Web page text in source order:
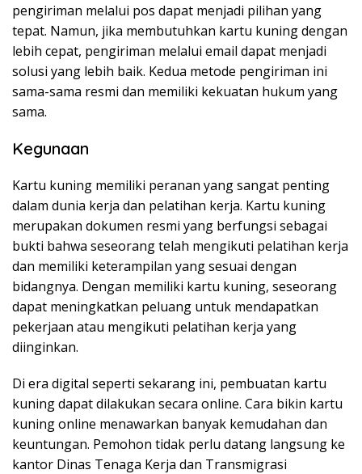
pengiriman melalui pos dapat menjadi pilihan yang
tepat. Namun, jika membutuhkan kartu kuning dengan
lebih cepat, pengiriman melalui email dapat menjadi
solusi yang lebih baik. Kedua metode pengiriman ini
sama-sama resmi dan memiliki kekuatan hukum yang
sama.
Kegunaan
Kartu kuning memiliki peranan yang sangat penting
dalam dunia kerja dan pelatihan kerja. Kartu kuning
merupakan dokumen resmi yang berfungsi sebagai
bukti bahwa seseorang telah mengikuti pelatihan kerja
dan memiliki keterampilan yang sesuai dengan
bidangnya. Dengan memiliki kartu kuning, seseorang
dapat meningkatkan peluang untuk mendapatkan
pekerjaan atau mengikuti pelatihan kerja yang
diinginkan.
Di era digital seperti sekarang ini, pembuatan kartu
kuning dapat dilakukan secara online. Cara bikin kartu
kuning online menawarkan banyak kemudahan dan
keuntungan. Pemohon tidak perlu datang langsung ke
kantor Dinas Tenaga Kerja dan Transmigrasi